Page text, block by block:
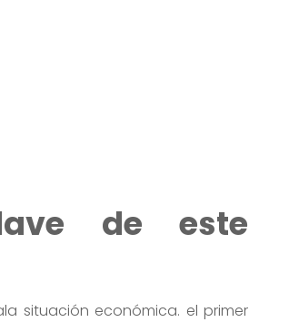
de este
situación económica. el primer